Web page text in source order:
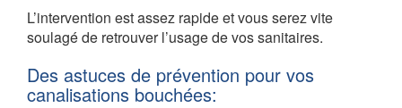
L’intervention est assez rapide et vous serez vite
soulagé de retrouver l’usage de vos sanitaires.
Des astuces de prévention pour vos
canalisations bouchées: